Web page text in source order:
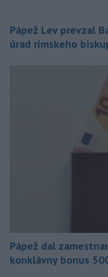
Pápež Lev prevzal
úrad rímskeho
Pápež dal
konklávny bonus